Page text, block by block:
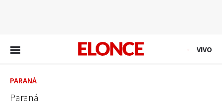
VIVO
PARANÁ
Paraná